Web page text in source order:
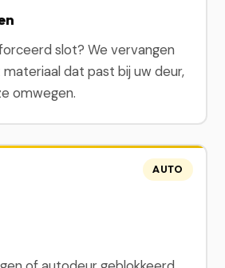
slot? We vervangen
dat past bij uw deur,
omwegen.
AUTO